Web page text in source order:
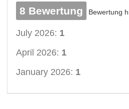
8 Bewertung Bewertung
July 2026: 1
April 2026: 1
January 2026: 1